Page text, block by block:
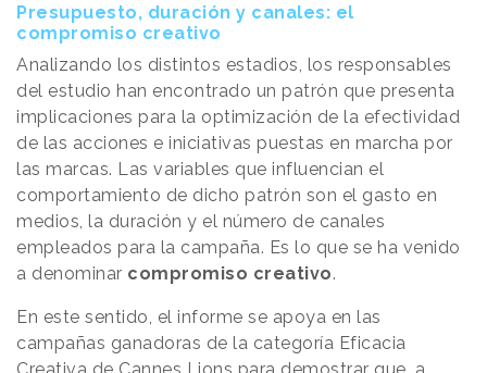
Presupuesto, duración y canales: el
compromiso creativo
Analizando los distintos estadios, los responsables
del estudio han encontrado un patrón que presenta
implicaciones para la optimización de la efectividad
de las acciones e iniciativas puestas en marcha por
las marcas. Las variables que influencian el
comportamiento de dicho patrón son el gasto en
medios, la duración y el número de canales
empleados para la campaña. Es lo que se ha venido
a denominar compromiso creativo.
En este sentido, el informe se apoya en las
campañas ganadoras de la categoría Eficacia